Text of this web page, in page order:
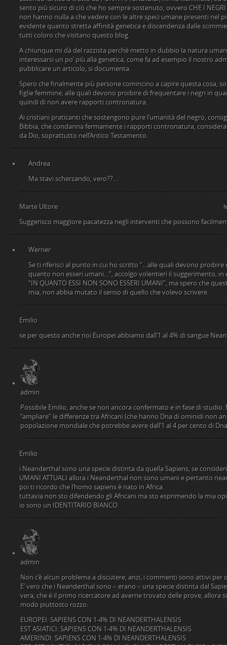
sento più sicuro di ciò che ho sempre sostenuto, ovvero CHE I NEGRI
non hanno nulla a che vedere con le altre speci umane presenti nel
evidente quanto stretta affinità genetica e discendenza dalle
tutti coloro che visitano questo blog.
A chiunque mi dà del razzista perchè metto in dubbio la natura
interessarsi un po’ più alla genetica, come fa ad esempio il nostro
pubblicare un articolo, si documenta.
Spero che finalmente più persone comincino a capire questa cosa,
figlie femmine, alle quali devono proibire di frequentare i negri in
quindi di non avere rapporti contronatura.
Ai cristiani praticanti che sostengono pure l’umanità del negro,
Bibbia, che condanna fermamente i rapporti contronatura,
da Dio, soprattutto nell’Antico Testamento.
Andrea
Ma stavi scherzando, vero??…
Marte Ultore
Suggerisco maggiore pacatezza negli interventi che possono
Werner
Se ti riferisci al punto in cui ho scritto “…alle quali devono proibire
quanto non esseri umani…”, accolgo volentieri il suggerimento,
“IN QUANTO ESSI NON SONO ESSERI UMANI”, ma spero che
mia, non abbia mutato il senso di quello che volevo scrivere.
Emilio
se per questo anche noi Europei abbiamo dall’1 al 4% di sangue
admin
Possibile Emilio, anche se non ancora confermato e in fase di
“ampliare” le differenze tra Africani (che hanno Dna di ominidi non
popolazione mondiale che potrebbe avere dall’1 al 4 per cento di
Emilio
i Neanderthal sono una specie distinta da quella Sapiens, se
UMANI ATTUALI allora i Neanderthal non sono umani e pertanto
poi ti ricordo che l’homo sapiens è nato in Africa.
tuttavia non sto difendendo gli Africani ma sto esprimendo la mia
io sono un IDENTITARIO BIANCO
admin
Non c’è alcun problema a discutere, anzi, i commenti sono attivi per
E’ vero che i Neanderthal sono – erano – una specie distinta dal
vera, che è il primo ricercatore ad averne trovato delle prove, allora
modo piuttosto rozzo:
EUROPEI: SAPIENS CON 1-4% DI NEANDERTHALENSIS
EST ASIATICI: SAPIENS CON 1-4% DI NEANDERTHALENSIS
AMERINDI: SAPIENS CON 1-4% DI NEANDERTHALENSIS